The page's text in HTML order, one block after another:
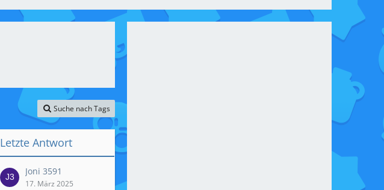
Suche nach Tags
Letzte Antwort
Joni 3591
17. März 2025